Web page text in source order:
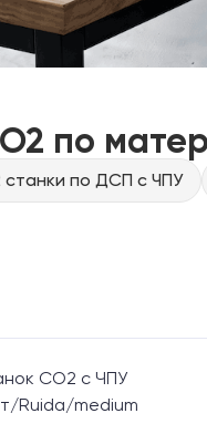
по
станки по ДСП с ЧПУ